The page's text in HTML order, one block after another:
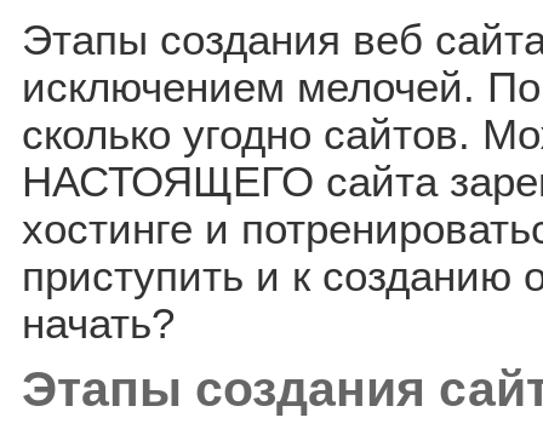
Этапы создания веб
исключением мелочей.
сколько угодно сайтов.
НАСТОЯЩЕГО сайта
хостинге и
приступить и к созданию
начать?
Этапы создания